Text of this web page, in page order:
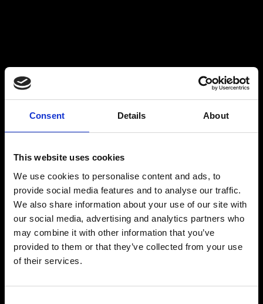
Consent Details About
This website uses cookies
We use cookies to personalise content and ads, to
provide social media features and to analyse our traffic.
We also share information about your use of our site with
our social media, advertising and analytics partners who
may combine it with other information that you’ve
provided to them or that they’ve collected from your use
of their services.